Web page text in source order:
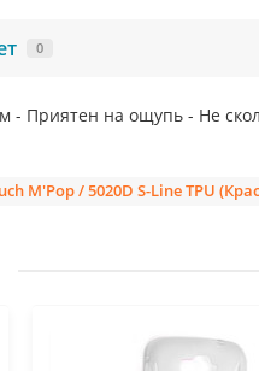
0
Приятен на ощупь - Не
M'Pop / 5020D S-Line TPU